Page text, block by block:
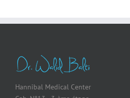
Hannibal Medical Center